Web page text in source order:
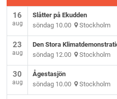
16
aug
Slåtter på Ekudden
söndag 10.00 Stockholm
23
aug
Den Stora
söndag 12.00 Stockholm
30
aug
Ågestasjön
söndag 10.00 Stockholm